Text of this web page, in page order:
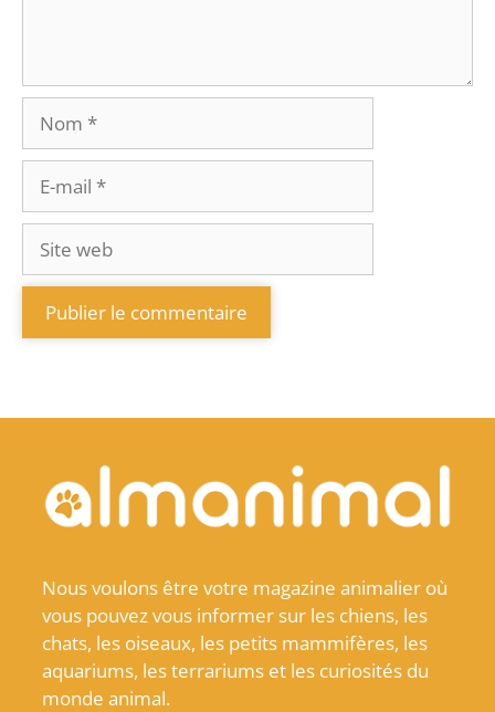
Nous voulons être votre magazine animalier où
vous pouvez vous informer sur les chiens, les
chats, les oiseaux, les petits mammifères, les
aquariums, les terrariums et les curiosités du
monde animal.